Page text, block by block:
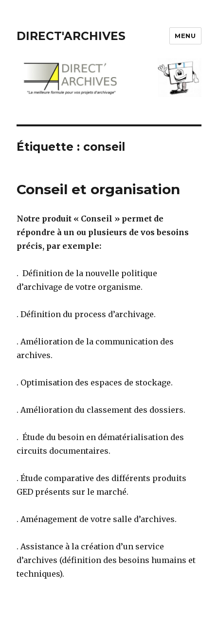
DIRECT'ARCHIVES MENU
Étiquette : conseil
Conseil et organisation
Notre produit « Conseil » permet de
répondre à un ou plusieurs de vos besoins
précis, par exemple:
. Définition de la nouvelle politique
d’archivage de votre organisme.
. Définition du process d’archivage.
. Amélioration de la communication des
archives.
. Optimisation des espaces de stockage.
. Amélioration du classement des dossiers.
. Étude du besoin en dématérialisation des
circuits documentaires.
. Étude comparative des différents produits
GED présents sur le marché.
. Aménagement de votre salle d’archives.
. Assistance à la création d’un service
d’archives (définition des besoins humains et
techniques).